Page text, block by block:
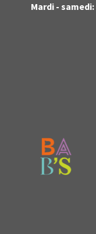
Mardi - samedi: